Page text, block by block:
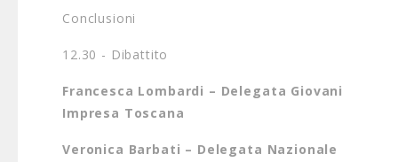
Conclusioni
12.30 - Dibattito
Francesca Lombardi – Delegata Giovani
Impresa Toscana
Veronica Barbati – Delegata Nazionale